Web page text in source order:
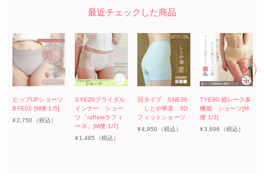
ヒップUPショーツ
BFE02 [M便 1/5]
¥2,750 （税込）
SYE20ブライダル
インナー ショー
ツ「raffineラフィ
ーネ」[M便 1/7]
¥1,485 （税込）
旧タイプ SNE36
しとや華凛 3D
フィットショーツ
¥4,950 （税込）
TYE90 総レース多
機能 ショーツ[M
便 1/3]
¥3,696 （税込）